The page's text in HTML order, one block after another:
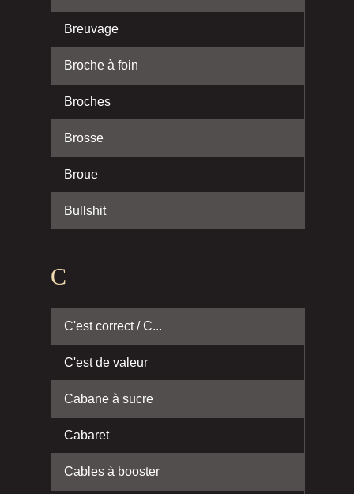
Breuvage
Broche à foin
Broches
Brosse
Broue
Bullshit
C
C'est correct / C...
C'est de valeur
Cabane à sucre
Cabaret
Cables à booster